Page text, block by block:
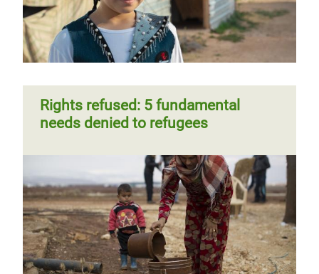
trámite
anterior
página
Rights refused: 5 fundamental
needs denied to refugees